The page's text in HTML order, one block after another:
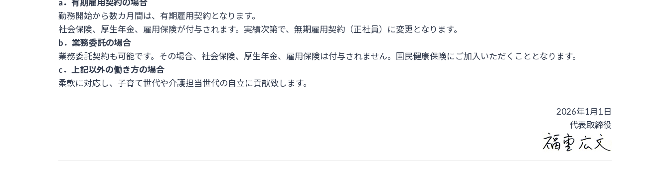
a．有期雇用契約の場合
勤務開始から数カ月間は、有期雇用契約となります。
社会保険、厚生年金、雇用保険が付与されます。実績次第で、無期雇用契約（正社員）に変更となります。
b．業務委託の場合
業務委託契約も可能です。その場合、社会保険、厚生年金、雇用保険は付与されません。国民健康保険にご加入いただくこととなります。
c．上記以外の働き方の場合
柔軟に対応し、子育て世代や介護担当世代の自立に貢献致します。
2026年1月1日
代表取締役